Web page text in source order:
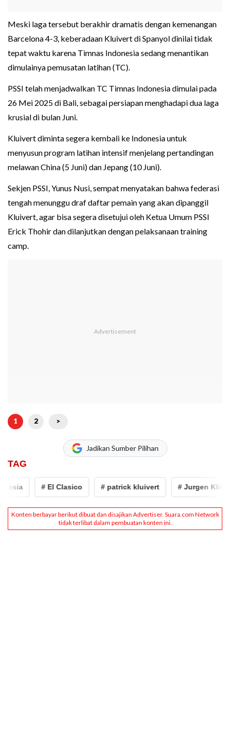
Meski laga tersebut berakhir dramatis dengan kemenangan
Barcelona 4-3, keberadaan Kluivert di Spanyol dinilai tidak
tepat waktu karena Timnas Indonesia sedang menantikan
dimulainya pemusatan latihan (TC).
PSSI telah menjadwalkan TC Timnas Indonesia dimulai pada
26 Mei 2025 di Bali, sebagai persiapan menghadapi dua laga
krusial di bulan Juni.
Kluivert diminta segera kembali ke Indonesia untuk
menyusun program latihan intensif menjelang pertandingan
melawan China (5 Juni) dan Jepang (10 Juni).
Sekjen PSSI, Yunus Nusi, sempat menyatakan bahwa federasi
tengah menunggu draf daftar pemain yang akan dipanggil
Kluivert, agar bisa segera disetujui oleh Ketua Umum PSSI
Erick Thohir dan dilanjutkan dengan pelaksanaan training
camp.
1 2 >
Jadikan Sumber Pilihan
TAG
# El Clasico # patrick kluivert # Jurgen